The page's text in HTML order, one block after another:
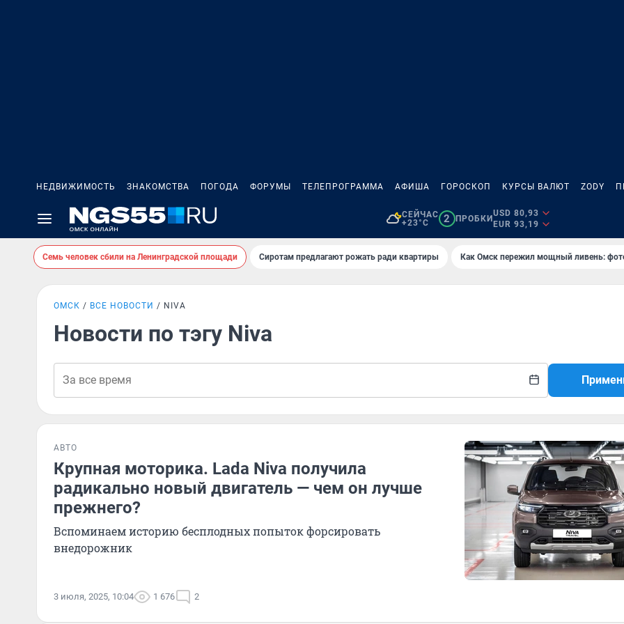
НЕДВИЖИМОСТЬ ЗНАКОМСТВА ПОГОДА ФОРУМЫ ТЕЛЕПРОГРАММА АФИША ГОРОСКОП КУРСЫ ВАЛЮТ ZODY
СЕЙЧАС
+23°C
2 ПРОБКИ
USD 80,93
EUR 93,19
Семь человек сбили на Ленинградской площади Сиротам предлагают рожать ради квартиры Как Омск пережил мощный ливень:
ОМСК ВСЕ НОВОСТИ NIVA
Новости по тэгу Niva
АВТО
Крупная моторика. Lada Niva получила
радикально новый двигатель — чем он лучше
прежнего?
Вспоминаем историю бесплодных попыток форсировать
внедорожник
3 июля, 2025, 10:04 1 676 2